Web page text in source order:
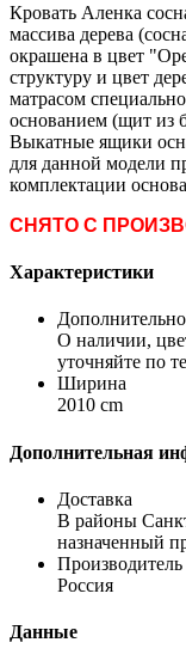
Кровать Аленка
массива дерева
окрашена в цвет
структуру и цвет
матрасом
основанием (щит из
Выкатные ящики
для данной модели
комплектации
СНЯТО С
Характеристики
Дополнительно
О наличии,
уточняйте по
Ширина
2010 cm
Дополнительная
Доставка
В районы
назначенный
Производитель
Россия
Данные